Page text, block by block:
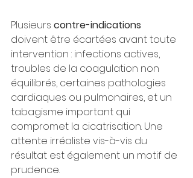
Plusieurs contre-indications
doivent être écartées avant toute
intervention : infections actives,
troubles de la coagulation non
équilibrés, certaines pathologies
cardiaques ou pulmonaires, et un
tabagisme important qui
compromet la cicatrisation. Une
attente irréaliste vis-à-vis du
résultat est également un motif de
prudence.